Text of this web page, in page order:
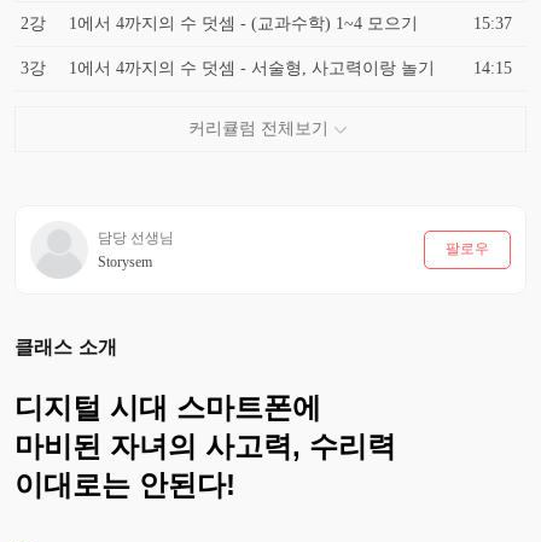
2강 1에서 4까지의 수 덧셈 - (교과수학) 1~4 모으기 15:37
3강 1에서 4까지의 수 덧셈 - 서술형, 사고력이랑 놀기 14:15
담당 선생님
Storysem
팔로우
클래스 소개
디지털 시대 스마트폰에
마비된 자녀의 사고력, 수리력
이대로는 안된다!